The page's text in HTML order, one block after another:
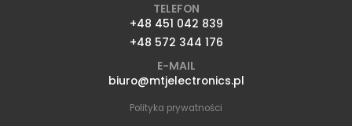
TELEFON
+48 451 042 839
+48 572 344 176
E-MAIL
biuro@mtjelectronics.pl
Polityka prywatności